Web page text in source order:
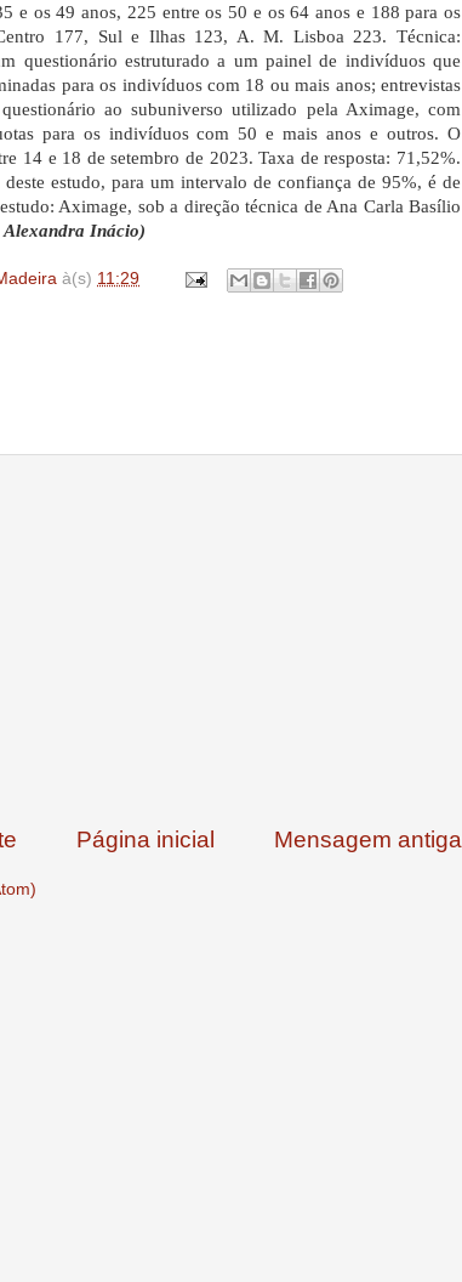
e os 49 anos, 225 entre os 50 e os 64 anos e 188 para os
177, Sul e Ilhas 123, A. M. Lisboa 223. Técnica:
questionário estruturado a um painel de indivíduos que
para os indivíduos com 18 ou mais anos; entrevistas
ao subuniverso utilizado pela Aximage, com
para os indivíduos com 50 e mais anos e outros. O
14 e 18 de setembro de 2023. Taxa de resposta: 71,52%.
estudo, para um intervalo de confiança de 95%, é de
Aximage, sob a direção técnica de Ana Carla Basílio
Inácio)
à(s) 11:29
Mensagem antiga
Página inicial